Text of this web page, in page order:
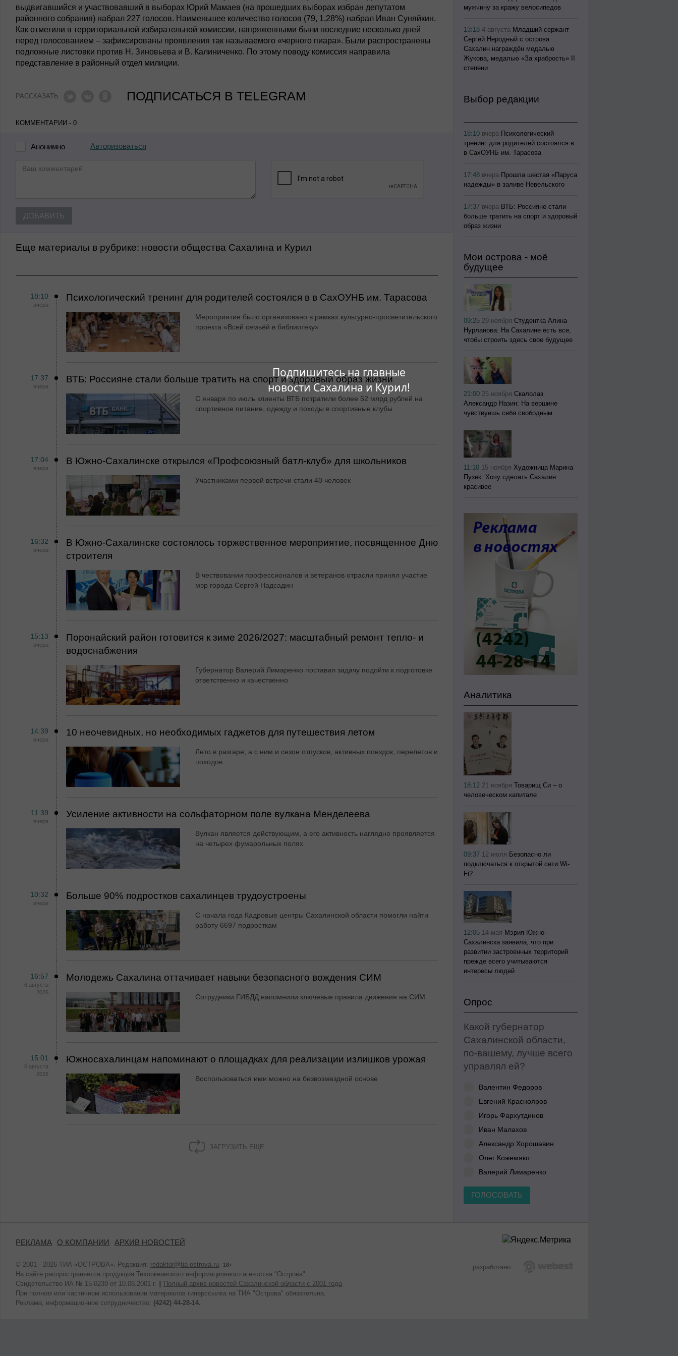
Подпишитесь на главные
новости Сахалина и Курил!
выдвигавшийся и участвовавший в выборах Юрий Мамаев (на прошедших выборах избран депутатом
районного собрания) набрал 227 голосов. Наименьшее количество голосов (79, 1,28%) набрал Иван Суняйкин.
Как отметили в территориальной избирательной комиссии, напряженными были последние несколько дней
перед голосованием – зафиксированы проявления так называемого «черного пиара». Были распространены
подложные листовки против Н. Зиновьева и В. Калиниченко. По этому поводу комиссия направила
представление в районный отдел милиции.
РАССКАЗАТЬ ПОДПИСАТЬСЯ В TELEGRAM
КОММЕНТАРИИ - 0
Анонимно Авторизоваться
ДОБАВИТЬ
Еще материалы в рубрике: Новости общества Сахалина и Курил
18:10
вчера
Психологический тренинг для родителей состоялся в в СахОУНБ им. Тарасова
Мероприятие было организовано в рамках культурно-просветительского
проекта «Всей семьёй в библиотеку»
17:37
вчера
ВТБ: Россияне стали больше тратить на спорт и здоровый образ жизни
С января по июль клиенты ВТБ потратили более 52 млрд рублей на
спортивное питание, одежду и походы в спортивные клубы
17:04
вчера
В Южно-Сахалинске открылся «Профсоюзный батл-клуб» для школьников
Участниками первой встречи стали 40 человек
16:32
вчера
В Южно-Сахалинске состоялось торжественное мероприятие, посвященное Дню
строителя
В чествовании профессионалов и ветеранов отрасли принял участие
мэр города Сергей Надсадин
15:13
вчера
Поронайский район готовится к зиме 2026/2027: масштабный ремонт тепло- и
водоснабжения
Губернатор Валерий Лимаренко поставил задачу подойти к подготовке
ответственно и качественно
14:39
вчера
10 неочевидных, но необходимых гаджетов для путешествия летом
Лето в разгаре, а с ним и сезон отпусков, активных поездок, перелетов и
походов
11:39
вчера
Усиление активности на сольфаторном поле вулкана Менделеева
Вулкан является действующим, а его активность наглядно проявляется
на четырех фумарольных полях
10:32
вчера
Больше 90% подростков сахалинцев трудоустроены
С начала года Кадровые центры Сахалинской области помогли найти
работу 6697 подросткам
16:57
6 августа
2026
Молодежь Сахалина оттачивает навыки безопасного вождения СИМ
Сотрудники ГИБДД напомнили ключевые правила движения на СИМ
15:01
6 августа
2026
Южносахалинцам напоминают о площадках для реализации излишков урожая
Воспользоваться ими можно на безвозмездной основе
ЗАГРУЗИТЬ ЕЩЕ
мужчину за кражу велосипедов
13:184 августа Младший сержант
Сергей Неродный с острова
Сахалин награждён медалью
Жукова, медалью «За храбрость» II
степени
Выбор редакции
18:10 вчера Психологический
тренинг для родителей состоялся в
в СахОУНБ им. Тарасова
17:48 вчера Прошла шестая «Паруса
надежды» в заливе Невельского
17:37 вчера ВТБ: Россияне стали
больше тратить на спорт и здоровый
образ жизни
Мои острова - моё
будущее
09:25 29 ноября Студентка Алина
Нурланова: На Сахалине есть все,
чтобы строить здесь свое будущее
21:00 25 ноября Скалолаз
Александр Назин: На вершине
чувствуешь себя свободным
11:10 15 ноября Художница Марина
Пузик: Хочу сделать Сахалин
красивее
Аналитика
18:12 21 ноября Товарищ Си – о
человеческом капитале
09:37 12 июля Безопасно ли
подключаться к открытой сети Wi-
Fi?
12:05 14 мая Мэрия Южно-
Сахалинска заявила, что при
развитии застроенных территорий
прежде всего учитываются
интересы людей
Опрос
Какой губернатор
Сахалинской области,
по-вашему, лучше всего
управлял ей?
Валентин Федоров
Евгений Краснояров
Игорь Фархутдинов
Иван Малахов
Александр Хорошавин
Олег Кожемяко
Валерий Лимаренко
ГОЛОСОВАТЬ
РЕКЛАМА О КОМПАНИИ АРХИВ НОВОСТЕЙ
© 2001 - 2026 ТИА «ОСТРОВА». Редакция: redaktor@tia-ostrova.ru 18+
На сайте распространяется продукция Тихоокеанского информационного агентства "Острова".
Свидетельство ИА № 15-0239 от 10.08.2001 г. ||
Полный архив новостей Сахалинской области с 2001 года
При полном или частичном использовании материалов гиперссылка на ТИА "Острова" обязательна.
Реклама, информационное сотрудничество: (4242) 44-28-14.
разработано